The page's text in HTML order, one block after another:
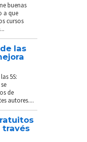
buenas
a que
cursos
las
5S:
de
autores....
través